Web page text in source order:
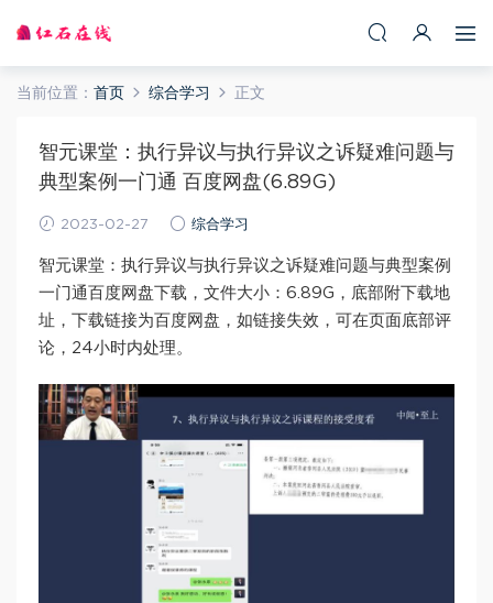
当前位置： 首页 综合学习 正文
智元课堂：执行异议与执行异议之诉疑难问题与
典型案例一门通 百度网盘(6.89G)
2023-02-27 综合学习
智元课堂：执行异议与执行异议之诉疑难问题与典型案例
一门通百度网盘下载，文件大小：6.89G，底部附下载地
址，下载链接为百度网盘，如链接失效，可在页面底部评
论，24小时内处理。